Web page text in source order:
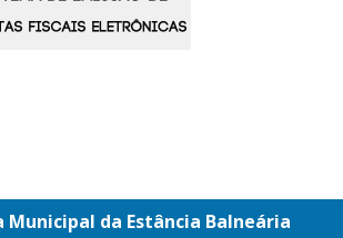
da Estância Balneária